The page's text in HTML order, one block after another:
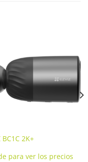
BC1C 2K+
para ver los precios